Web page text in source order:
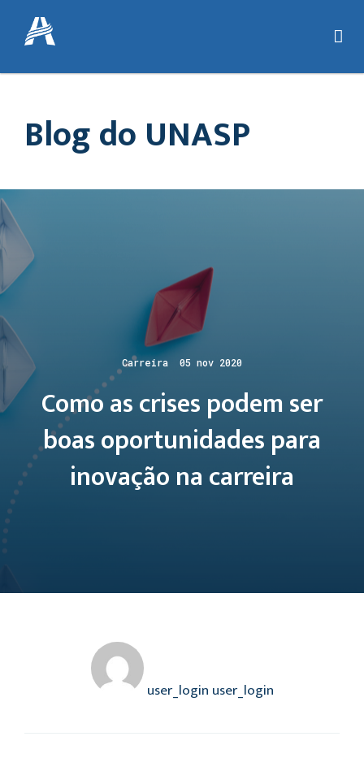
Blog do UNASP
Carreira 05 nov 2020
Como as crises podem ser
boas oportunidades para
inovação na carreira
user_login user_login